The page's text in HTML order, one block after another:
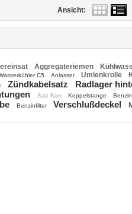
Ansicht:
Aggregateriemen
C5 Anlasser Umlenkrolle
Zündkabelsatz Radlager
Satz Baer Koppelstange
Benzinfilter Verschlußdeckel